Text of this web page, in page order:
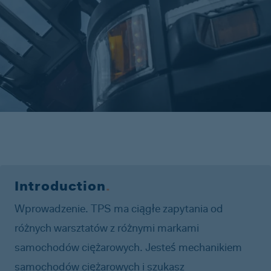
Introduction.
Wprowadzenie. TPS ma ciągłe zapytania od
różnych warsztatów z różnymi markami
samochodów ciężarowych. Jesteś mechanikiem
samochodów ciężarowych i szukasz